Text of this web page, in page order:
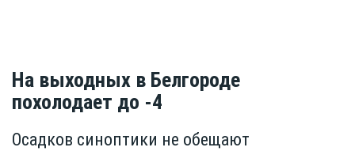
На выходных в Белгороде
похолодает до -4
Осадков синоптики не обещают